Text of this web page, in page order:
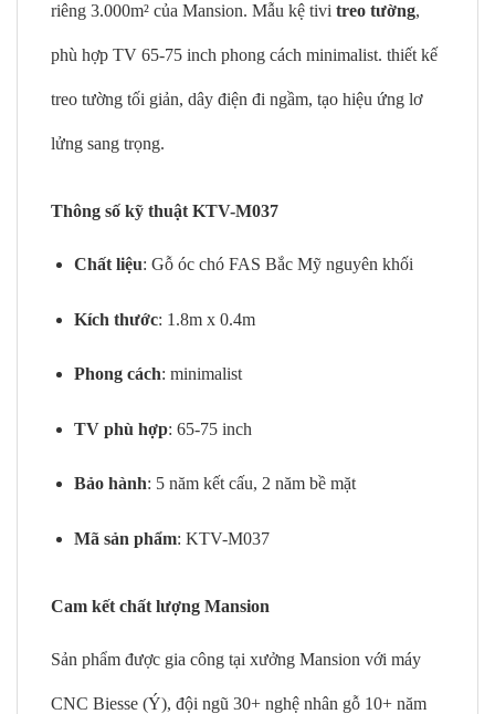
riêng 3.000m² của Mansion. Mẫu kệ tivi treo tường,
phù hợp TV 65-75 inch phong cách minimalist. thiết kế
treo tường tối giản, dây điện đi ngầm, tạo hiệu ứng lơ
lửng sang trọng.
Thông số kỹ thuật KTV-M037
Chất liệu: Gỗ óc chó FAS Bắc Mỹ nguyên khối
Kích thước: 1.8m x 0.4m
Phong cách: minimalist
TV phù hợp: 65-75 inch
Bảo hành: 5 năm kết cấu, 2 năm bề mặt
Mã sản phẩm: KTV-M037
Cam kết chất lượng Mansion
Sản phẩm được gia công tại xưởng Mansion với máy
CNC Biesse (Ý), đội ngũ 30+ nghệ nhân gỗ 10+ năm